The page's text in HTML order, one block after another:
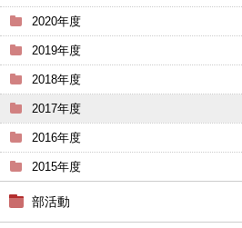
2020年度
2019年度
2018年度
2017年度
2016年度
2015年度
部活動